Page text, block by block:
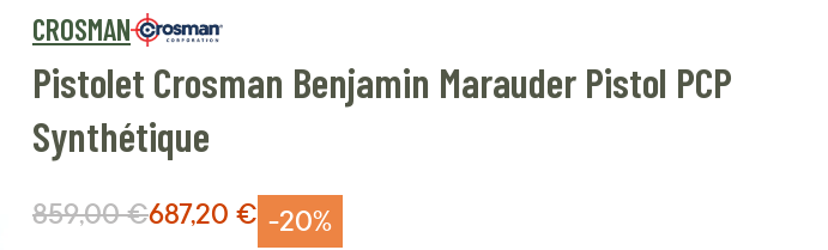
CROSMAN
Pistolet Crosman Benjamin Marauder Pistol PCP
Synthétique
-20%
Prix Spécial
687,20 €
Prix normal
859,00 €